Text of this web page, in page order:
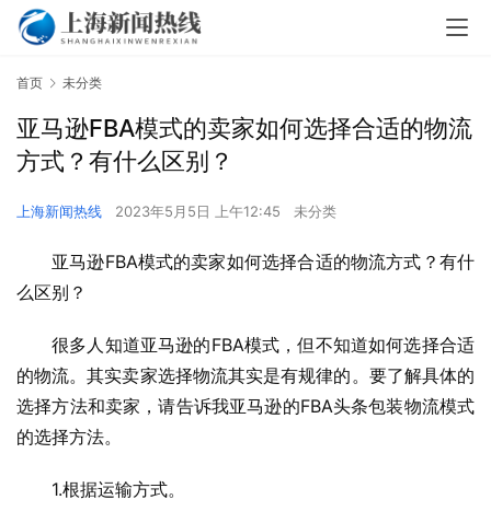
首页 未分类
亚马逊FBA模式的卖家如何选择合适的物流
方式？有什么区别？
上海新闻热线 2023年5月5日 上午12:45 未分类
亚马逊FBA模式的卖家如何选择合适的物流方式？有什
么区别？
很多人知道亚马逊的FBA模式，但不知道如何选择合适
的物流。其实卖家选择物流其实是有规律的。要了解具体的
选择方法和卖家，请告诉我亚马逊的FBA头条包装物流模式
的选择方法。
1.根据运输方式。